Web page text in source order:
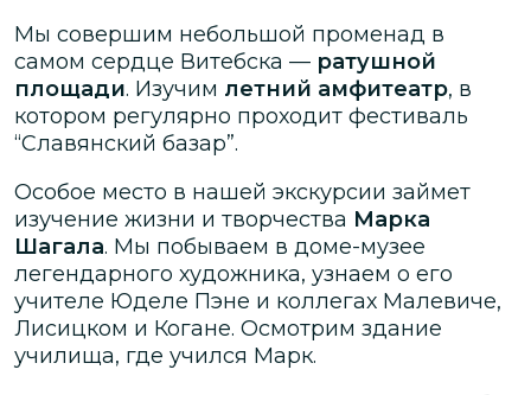
Мы совершим небольшой променад в
самом сердце Витебска — ратушной
площади. Изучим летний амфитеатр, в
котором регулярно проходит фестиваль
“Славянский базар”.
Особое место в нашей экскурсии займет
изучение жизни и творчества Марка
Шагала. Мы побываем в доме-музее
легендарного художника, узнаем о его
учителе Юделе Пэне и коллегах Малевиче,
Лисицком и Когане. Осмотрим здание
училища, где учился Марк.